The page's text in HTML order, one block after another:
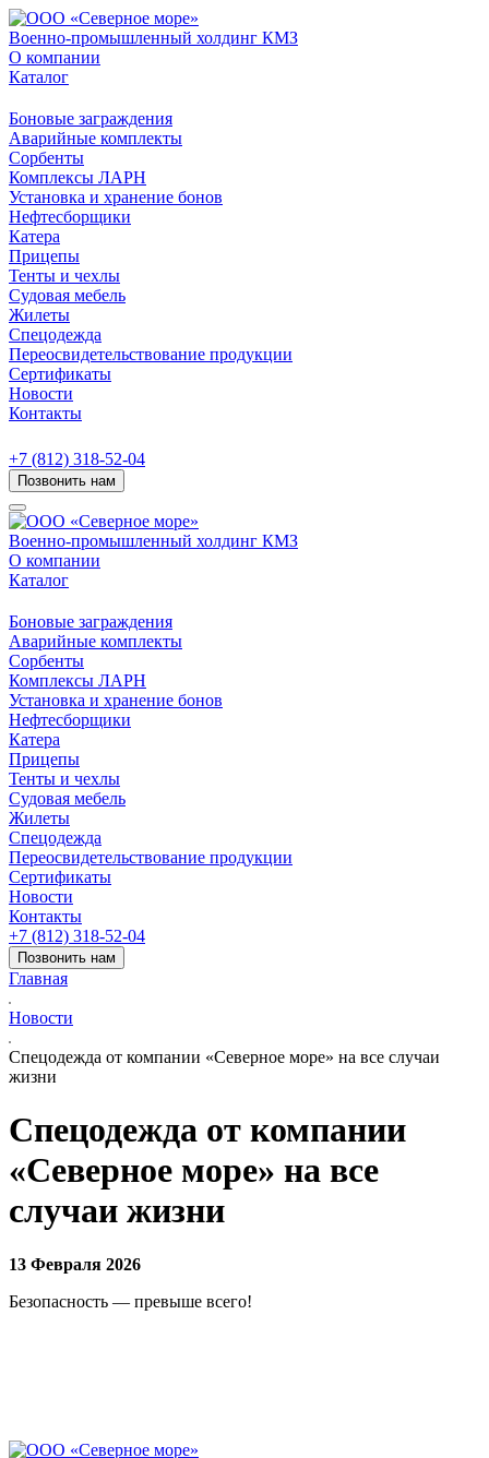
Военно-промышленный холдинг КМЗ
О компании
Каталог
Боновые заграждения
Аварийные комплекты
Сорбенты
Комплексы ЛАРН
Установка и хранение бонов
Нефтесборщики
Катера
Прицепы
Тенты и чехлы
Судовая мебель
Жилеты
Спецодежда
Переосвидетельствование продукции
Сертификаты
Новости
Контакты
+7 (812) 318-52-04
Позвонить нам
Военно-промышленный холдинг КМЗ
О компании
Каталог
Боновые заграждения
Аварийные комплекты
Сорбенты
Комплексы ЛАРН
Установка и хранение бонов
Нефтесборщики
Катера
Прицепы
Тенты и чехлы
Судовая мебель
Жилеты
Спецодежда
Переосвидетельствование продукции
Сертификаты
Новости
Контакты
+7 (812) 318-52-04
Позвонить нам
Главная
Новости
Спецодежда от компании «Северное море» на все случаи
жизни
Спецодежда от компании
«Северное море» на все
случаи жизни
13 Февраля 2026
Безопасность — превыше всего!